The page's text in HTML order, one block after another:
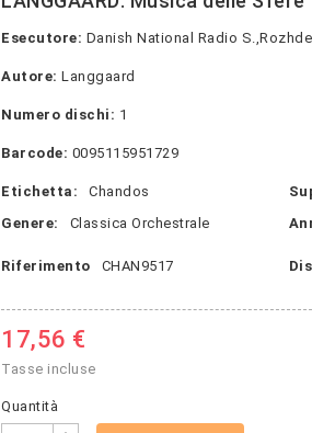
Esecutore: Danish National Radio
Autore: Langgaard
Numero dischi: 1
Barcode: 0095115951729
Etichetta: Chandos
Genere:
Classica Orchestrale
Riferimento CHAN9517
17,56 €
Tasse incluse
Quantità